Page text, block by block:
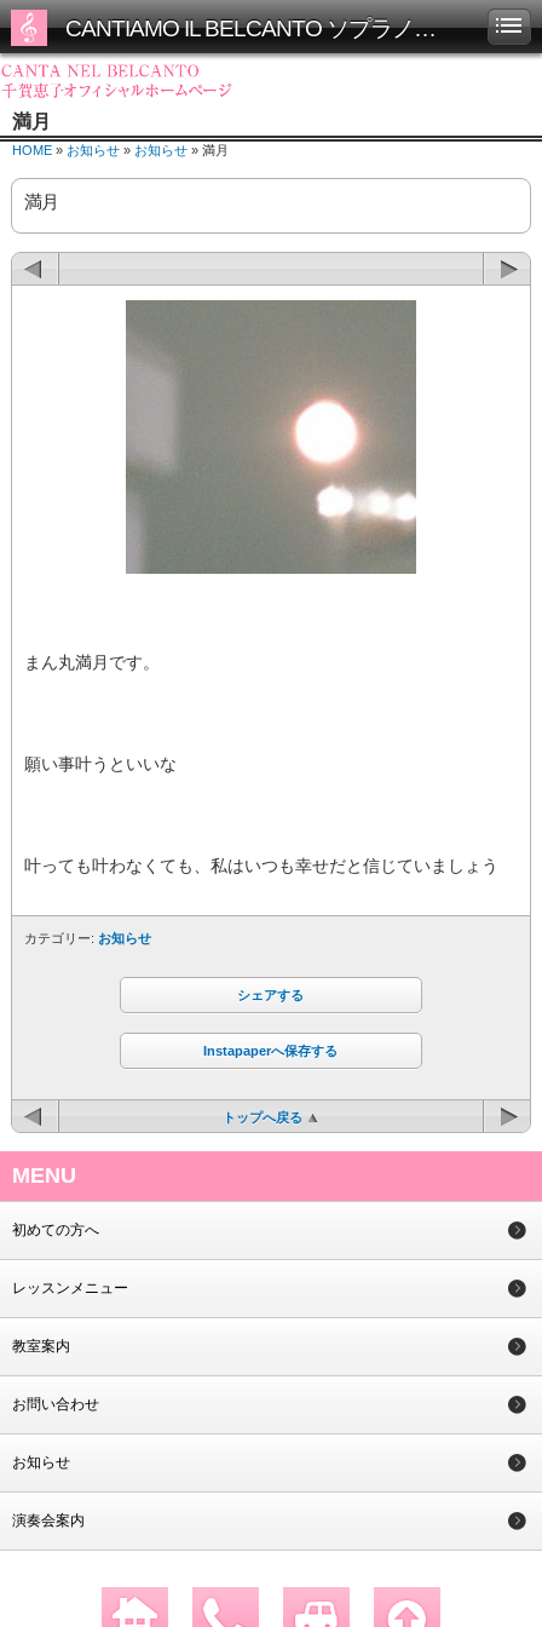
CANTIAMO IL BELCANTO ソプラノ千賀恵子オフィシャルホームページ
満月
HOME » お知らせ » お知らせ » 満月
満月
まん丸満月です。
願い事叶うといいな
叶っても叶わなくても、私はいつも幸せだと信じていましょう
カテゴリー: お知らせ
シェアする
Instapaperへ保存する
トップへ戻る
MENU
初めての方へ
レッスンメニュー
教室案内
お問い合わせ
お知らせ
演奏会案内